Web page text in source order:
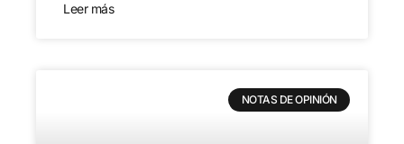
Leer más
NOTAS DE OPINIÓN